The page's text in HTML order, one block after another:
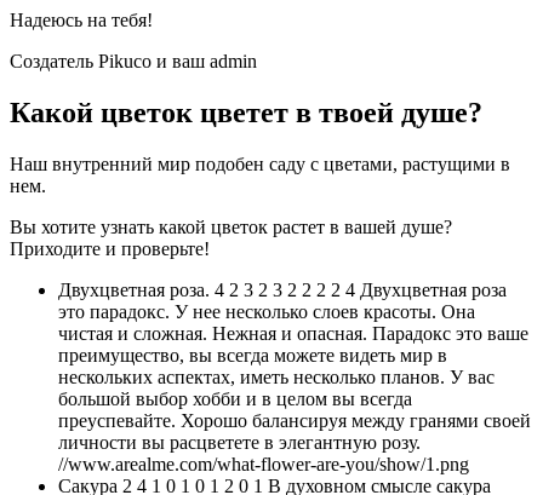
Надеюсь на тебя!
Создатель Pikuco и ваш admin
Какой цветок цветет в твоей душе?
Наш внутренний мир подобен саду с цветами, растущими в
нем.
Вы хотите узнать какой цветок растет в вашей душе?
Приходите и проверьте!
Двухцветная роза. 4 2 3 2 3 2 2 2 2 4 Двухцветная роза
это парадокс. У нее несколько слоев красоты. Она
чистая и сложная. Нежная и опасная. Парадокс это ваше
преимущество, вы всегда можете видеть мир в
нескольких аспектах, иметь несколько планов. У вас
большой выбор хобби и в целом вы всегда
преуспевайте. Хорошо балансируя между гранями своей
личности вы расцветете в элегантную розу.
//www.arealme.com/what-flower-are-you/show/1.png
Сакура 2 4 1 0 1 0 1 2 0 1 В духовном смысле сакура